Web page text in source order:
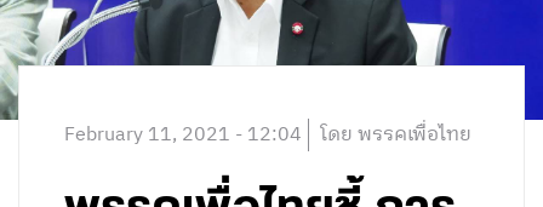
February 11, 2021 - 12:04 โดย พรรคเพื่อไทย